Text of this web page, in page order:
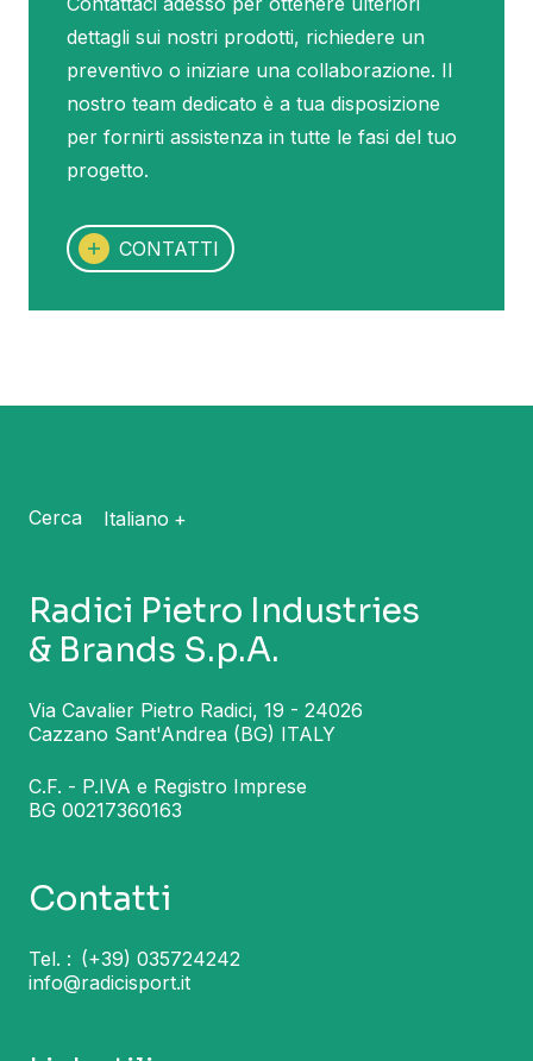
dettagli sui nostri prodotti, richiedere un
preventivo o iniziare una collaborazione. Il
nostro team dedicato è a tua disposizione
per fornirti assistenza in tutte le fasi del tuo
progetto.
CONTATTI
Cerca Italiano
Radici Pietro Industries
& Brands S.p.A.
Via Cavalier Pietro Radici, 19 - 24026
Cazzano Sant'Andrea (BG) ITALY
C.F. - P.IVA e Registro Imprese
BG 00217360163
Contatti
Tel. : (+39) 035724242
info@radicisport.it